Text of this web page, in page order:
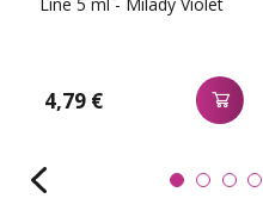
4,79 €